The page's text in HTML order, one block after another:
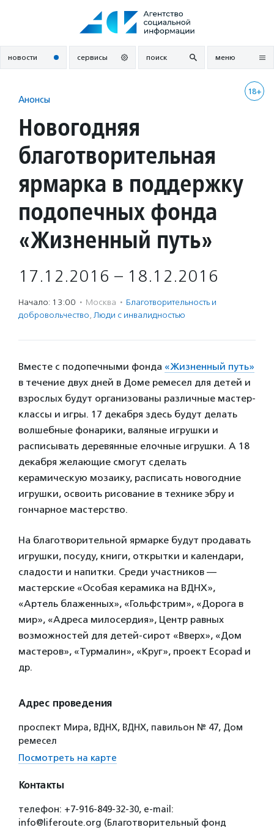
новости сервисы поиск меню
18+
Анонсы
Новогодняя
благотворительная
ярмарка в поддержку
подопечных фонда
«Жизненный путь»
17.12.2016 – 18.12.2016
Начало: 13:00 · Москва · Благотвори­тель­ность и
доброволь­чест­во, Люди с инвалидностью
Вместе с подопечными фонда «Жизненный путь»
в течение двух дней в Доме ремесел для детей и
взрослых будут организованы различные мастер-
классы и игры. 17 декабря здесь будут делать
волшебные фонарики, валяные игрушки и
расписывать деревянные елочные игрушки. А 18
декабря желающие смогут сделать
керамическую мозаику, расписать новогодние
игрушки, освоить рисование в технике эбру и
гончарное мастерство.
На благотворительной ярмарке будут продавать
игрушки, посуду, книги, открытки и календари,
сладости и напитки. Среди участников —
мастерские «Особая керамика на ВДНХ»,
«Артель блаженных», «Гольфстрим», «Дорога в
мир», «Адреса милосердия», Центр равных
возможностей для детей-сирот «Вверх», «Дом
мастеров», «Турмалин», «Круг», проект Ecopad и
др.
Адрес проведения
проспект Мира, ВДНХ, ВДНХ, павильон № 47, Дом
ремесел
Посмотреть на карте
Контакты
телефон: +7-916-849-32-30, e-mail:
info@liferoute.org (Благотворительный фонд